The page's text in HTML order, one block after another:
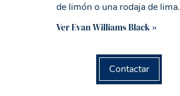
de limón o una rodaja de lima.
Ver Evan Williams Black »
Contactar